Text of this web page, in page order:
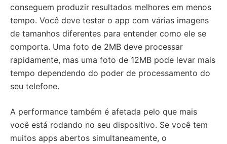
conseguem produzir resultados melhores em menos
tempo. Você deve testar o app com várias imagens
de tamanhos diferentes para entender como ele se
comporta. Uma foto de 2MB deve processar
rapidamente, mas uma foto de 12MB pode levar mais
tempo dependendo do poder de processamento do
seu telefone.
A performance também é afetada pelo que mais
você está rodando no seu dispositivo. Se você tem
muitos apps abertos simultaneamente, o